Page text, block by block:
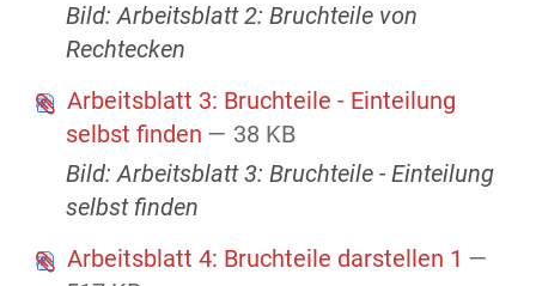
Bild: Arbeitsblatt 2: Bruchteile von
Rechtecken
Arbeitsblatt 3: Bruchteile - Einteilung
selbst finden — 38 KB
Bild: Arbeitsblatt 3: Bruchteile - Einteilung
selbst finden
Arbeitsblatt 4: Bruchteile darstellen 1 —